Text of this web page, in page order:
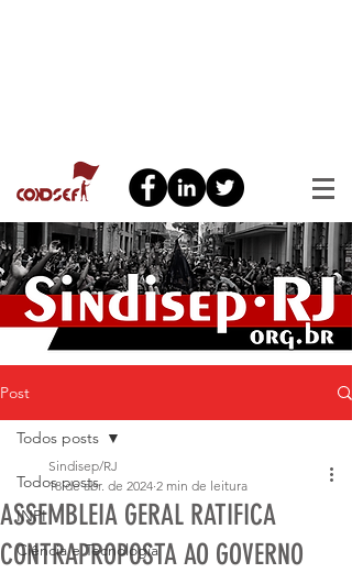
Post
Todos posts
INPI
Ciência e Tecnologia
Todos posts
ASSEMBLEIA GERAL RATIFICA
CONTRAPROPOSTA AO GOVERNO
Sindisep/RJ
18 de abr. de 2024 2 min de leitura